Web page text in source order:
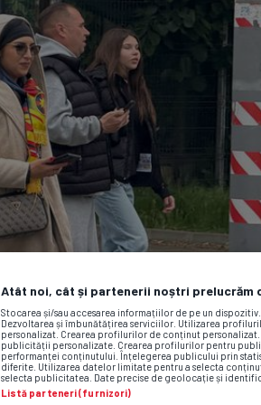
Atât noi, cât și partenerii noștri prelucrăm
Stocarea și/sau accesarea informațiilor de pe un
Dezvoltarea și îmbunătățirea serviciilor. Utilizarea
personalizat. Crearea profilurilor de conținut
publicității personalizate. Crearea profilurilor pentru
performanței conținutului. Înțelegerea publicului prin
diferite. Utilizarea datelor limitate pentru a selecta
selecta publicitatea. Date precise de geolocație și
Listă parteneri (furnizori)